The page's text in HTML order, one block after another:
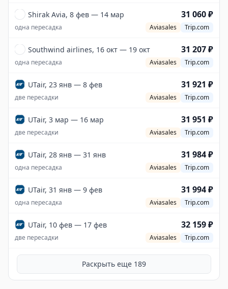
Shirak Avia, 8 фев — 14 мар 31 060 ₽
одна пересадка Aviasales Trip.com
Southwind airlines, 16 окт — 19 окт 31 207 ₽
одна пересадка Aviasales Trip.com
UTair, 23 янв — 8 фев 31 921 ₽
две пересадки Aviasales Trip.com
UTair, 3 мар — 16 мар 31 951 ₽
две пересадки Aviasales Trip.com
UTair, 28 янв — 31 янв 31 984 ₽
одна пересадка Aviasales Trip.com
UTair, 31 янв — 9 фев 31 994 ₽
одна пересадка Aviasales Trip.com
UTair, 10 фев — 17 фев 32 159 ₽
две пересадки Aviasales Trip.com
Раскрыть еще 189